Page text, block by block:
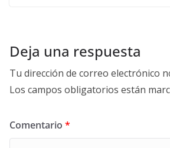
Deja una respuesta
Tu dirección de correo electrónico
Los campos obligatorios están
Comentario *